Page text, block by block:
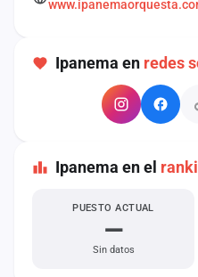
Ipanema en redes
Ipanema en el
PUESTO ACTUAL
—
Sin datos
cuenta